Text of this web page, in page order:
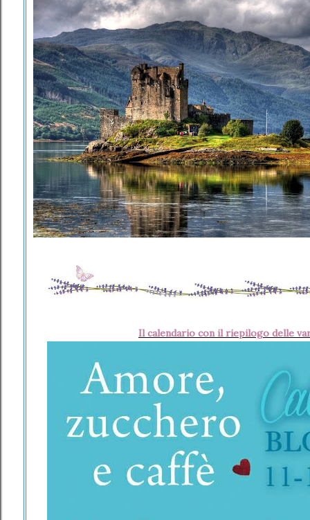
Il calendario con il riepilogo delle